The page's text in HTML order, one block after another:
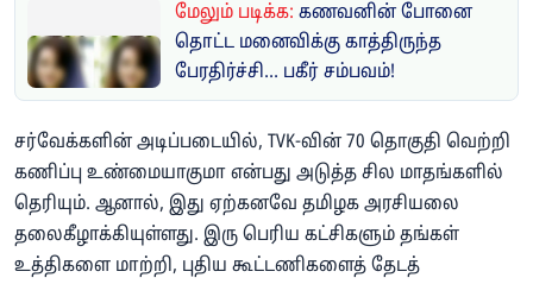
மேலும் படிக்க: கணவனின் போனை
தொட்ட மனைவிக்கு காத்திருந்த
பேரதிர்ச்சி... பகீர் சம்பவம்!
சர்வேக்களின் அடிப்படையில், TVK-வின் 70 தொகுதி வெற்றி
கணிப்பு உண்மையாகுமா என்பது அடுத்த சில மாதங்களில்
தெரியும். ஆனால், இது ஏற்கனவே தமிழக அரசியலை
தலைகீழாக்கியுள்ளது. இரு பெரிய கட்சிகளும் தங்கள்
உத்திகளை மாற்றி, புதிய கூட்டணிகளைத் தேடத்